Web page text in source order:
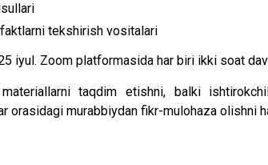
tekshirish vositalari
iyul. Zoom platformasida har biri ikki soat
taqdim etishni, balki
orasidagi murabbiydan fikr-mulohaza olishni